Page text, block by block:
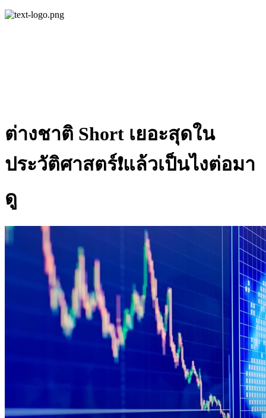
ต่างชาติ Short เยอะสุดใน
ประวัติศาสตร์❗แล้วเป็นไงต่อมา
ดู